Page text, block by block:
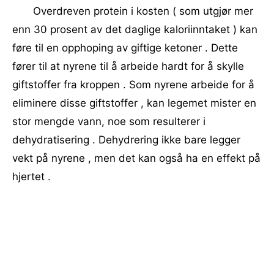
Overdreven protein i kosten ( som utgjør mer
enn 30 prosent av det daglige kaloriinntaket ) kan
føre til en opphoping av giftige ketoner . Dette
fører til at nyrene til å arbeide hardt for å skylle
giftstoffer fra kroppen . Som nyrene arbeide for å
eliminere disse giftstoffer , kan legemet mister en
stor mengde vann, noe som resulterer i
dehydratisering . Dehydrering ikke bare legger
vekt på nyrene , men det kan også ha en effekt på
hjertet .